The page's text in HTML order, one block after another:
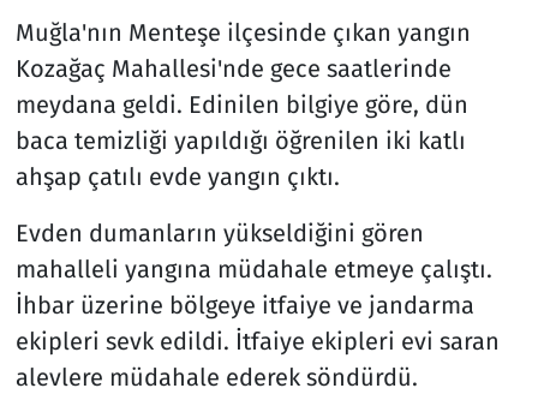
Muğla'nın Menteşe ilçesinde çıkan yangın
Kozağaç Mahallesi'nde gece saatlerinde
meydana geldi. Edinilen bilgiye göre, dün
baca temizliği yapıldığı öğrenilen iki katlı
ahşap çatılı evde yangın çıktı.
Evden dumanların yükseldiğini gören
mahalleli yangına müdahale etmeye çalıştı.
İhbar üzerine bölgeye itfaiye ve jandarma
ekipleri sevk edildi. İtfaiye ekipleri evi saran
alevlere müdahale ederek söndürdü.
Savunma Sanayi
Seçim 2023
Spor
Teknoloji ve Bilim
Televizyon